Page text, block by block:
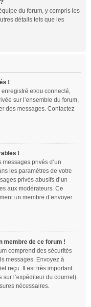
du forum, y compris les
détails tels que les
!
enregistré et/ou connecté,
sur l’ensemble du forum,
des messages. Contactez
!
privés d’un
les paramètres de votre
privés abusifs d’un
aux modérateurs. Ce
un membre d’envoyer
membre de ce forum !
comprend des sécurités
messages. Envoyez à
reçu. Il est très important
sur l’expéditeur du courriel).
nécessaires.